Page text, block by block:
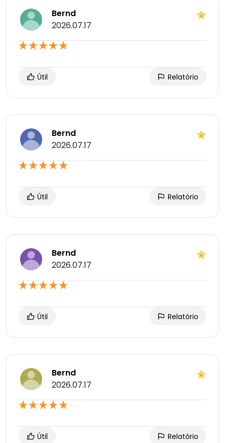
Bernd
2026.07.17
Útil Relatório
Bernd
2026.07.17
Útil Relatório
Bernd
2026.07.17
Útil Relatório
Bernd
2026.07.17
Útil Relatório